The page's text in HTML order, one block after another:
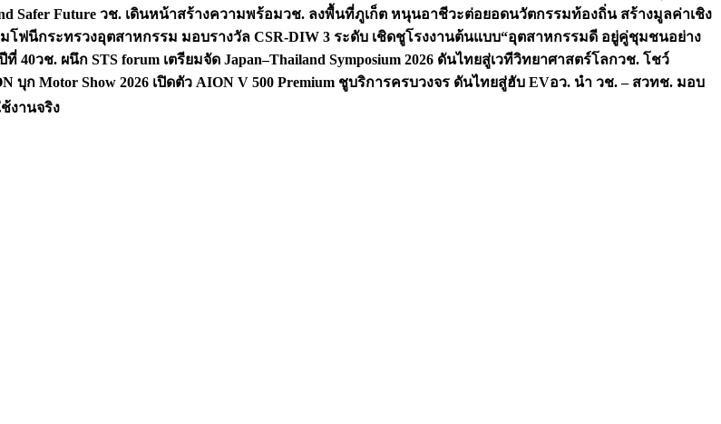
Safer Future วช. เดินหน้าสร้างความพร้อมวช. ลงพื้นที่ภูเก็ต หนุนอาชีวะต่อยอดนวัตกรรมท้องถิ่น สร้างมูลค่าเชิง
มโฟนีกระทรวงอุตสาหกรรม มอบรางวัล CSR-DIW 3 ระดับ เชิดชูโรงงานต้นแบบ“อุตสาหกรรมดี อยู่คู่ชุมชนอย่าง
ที่ 40วช. ผนึก STS forum เตรียมจัด Japan–Thailand Symposium 2026 ดันไทยสู่เวทีวิทยาศาสตร์โลกวช. โชว์
บุก Motor Show 2026 เปิดตัว AION V 500 Premium ชูบริการครบวงจร ดันไทยสู่ฮับ EVอว. นำ วช. – สวทช. มอบ
งานจริง